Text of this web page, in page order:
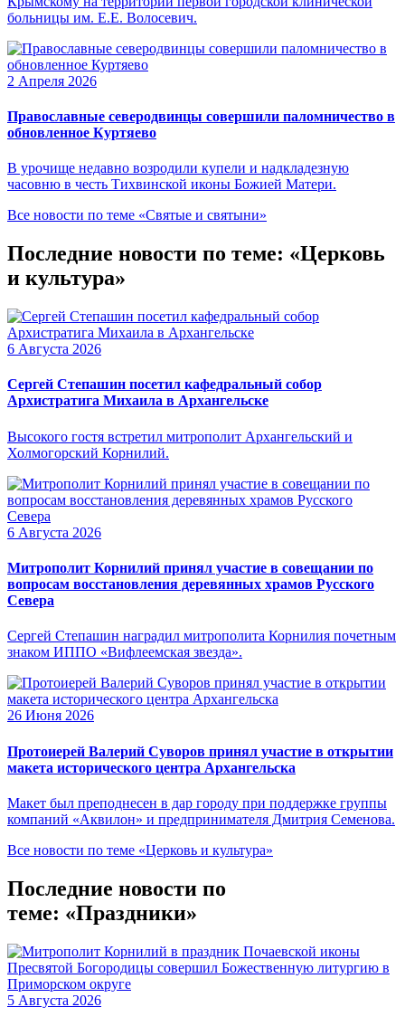
больницы им. Е.Е. Волосевич.
2 Апреля 2026
Православные северодвинцы совершили паломничество в
обновленное Куртяево
В урочище недавно возродили купели и надкладезную
часовню в честь Тихвинской иконы Божией Матери.
Все новости по теме «Святые и святыни»
Последние новости по теме: «Церковь
и культура»
6 Августа 2026
Сергей Степашин посетил кафедральный собор
Архистратига Михаила в Архангельске
Высокого гостя встретил митрополит Архангельский и
Холмогорский Корнилий.
6 Августа 2026
Митрополит Корнилий принял участие в совещании по
вопросам восстановления деревянных храмов Русского
Севера
Сергей Степашин наградил митрополита Корнилия почетным
знаком ИППО «Вифлеемская звезда».
26 Июня 2026
Протоиерей Валерий Суворов принял участие в открытии
макета исторического центра Архангельска
Макет был преподнесен в дар городу при поддержке группы
компаний «Аквилон» и предпринимателя Дмитрия Семенова.
Все новости по теме «Церковь и культура»
Последние новости по
теме: «Праздники»
5 Августа 2026